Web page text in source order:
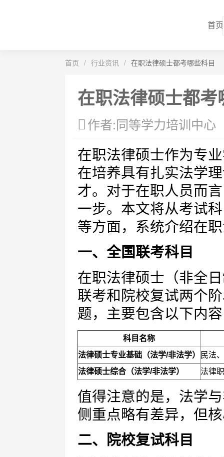
首页
首页 / 行业资讯 / 在职法律硕士都考哪些科目
在职法律硕士都考
作者:同等学力培训中心
在职法律硕士作为专
在培养具有扎实法学
才。对于在职人员而
一步。本文将从考试
等方面，系统介绍在
一、全国联考科目
在职法律硕士（非全
联考和院校复试两个
题，主要包含以下内
科目名称
法律硕士专业基础（法学/非法学）
民法
法律硕士综合（法学/非法学）
法律
值得注意的是，法学
侧重点略有差异，但
二、院校复试科目